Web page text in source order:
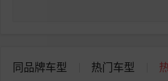
同品牌车型 热门车型